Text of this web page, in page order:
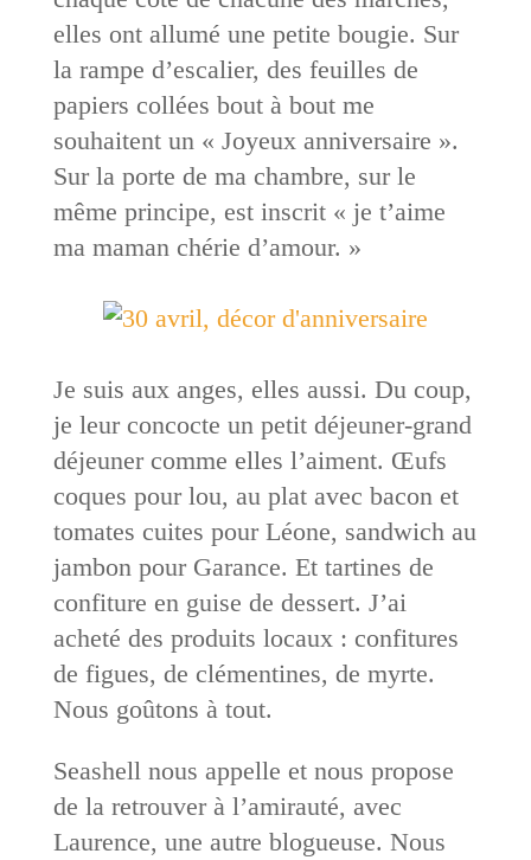
elles ont allumé une petite bougie. Sur
la rampe d’escalier, des feuilles de
papiers collées bout à bout me
souhaitent un « Joyeux anniversaire ».
Sur la porte de ma chambre, sur le
même principe, est inscrit « je t’aime
ma maman chérie d’amour. »
Je suis aux anges, elles aussi. Du coup,
je leur concocte un petit déjeuner-grand
déjeuner comme elles l’aiment. Œufs
coques pour lou, au plat avec bacon et
tomates cuites pour Léone, sandwich au
jambon pour Garance. Et tartines de
confiture en guise de dessert. J’ai
acheté des produits locaux : confitures
de figues, de clémentines, de myrte.
Nous goûtons à tout.
Seashell nous appelle et nous propose
de la retrouver à l’amirauté, avec
Laurence, une autre blogueuse. Nous